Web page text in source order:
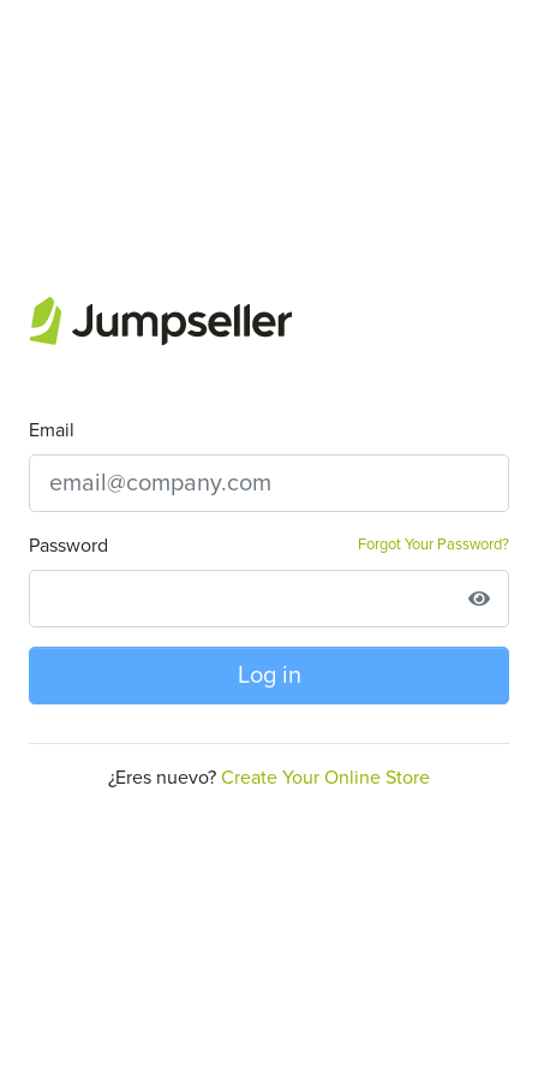
Email
Password Forgot Your Password?
Log in
¿Eres nuevo? Create Your Online Store